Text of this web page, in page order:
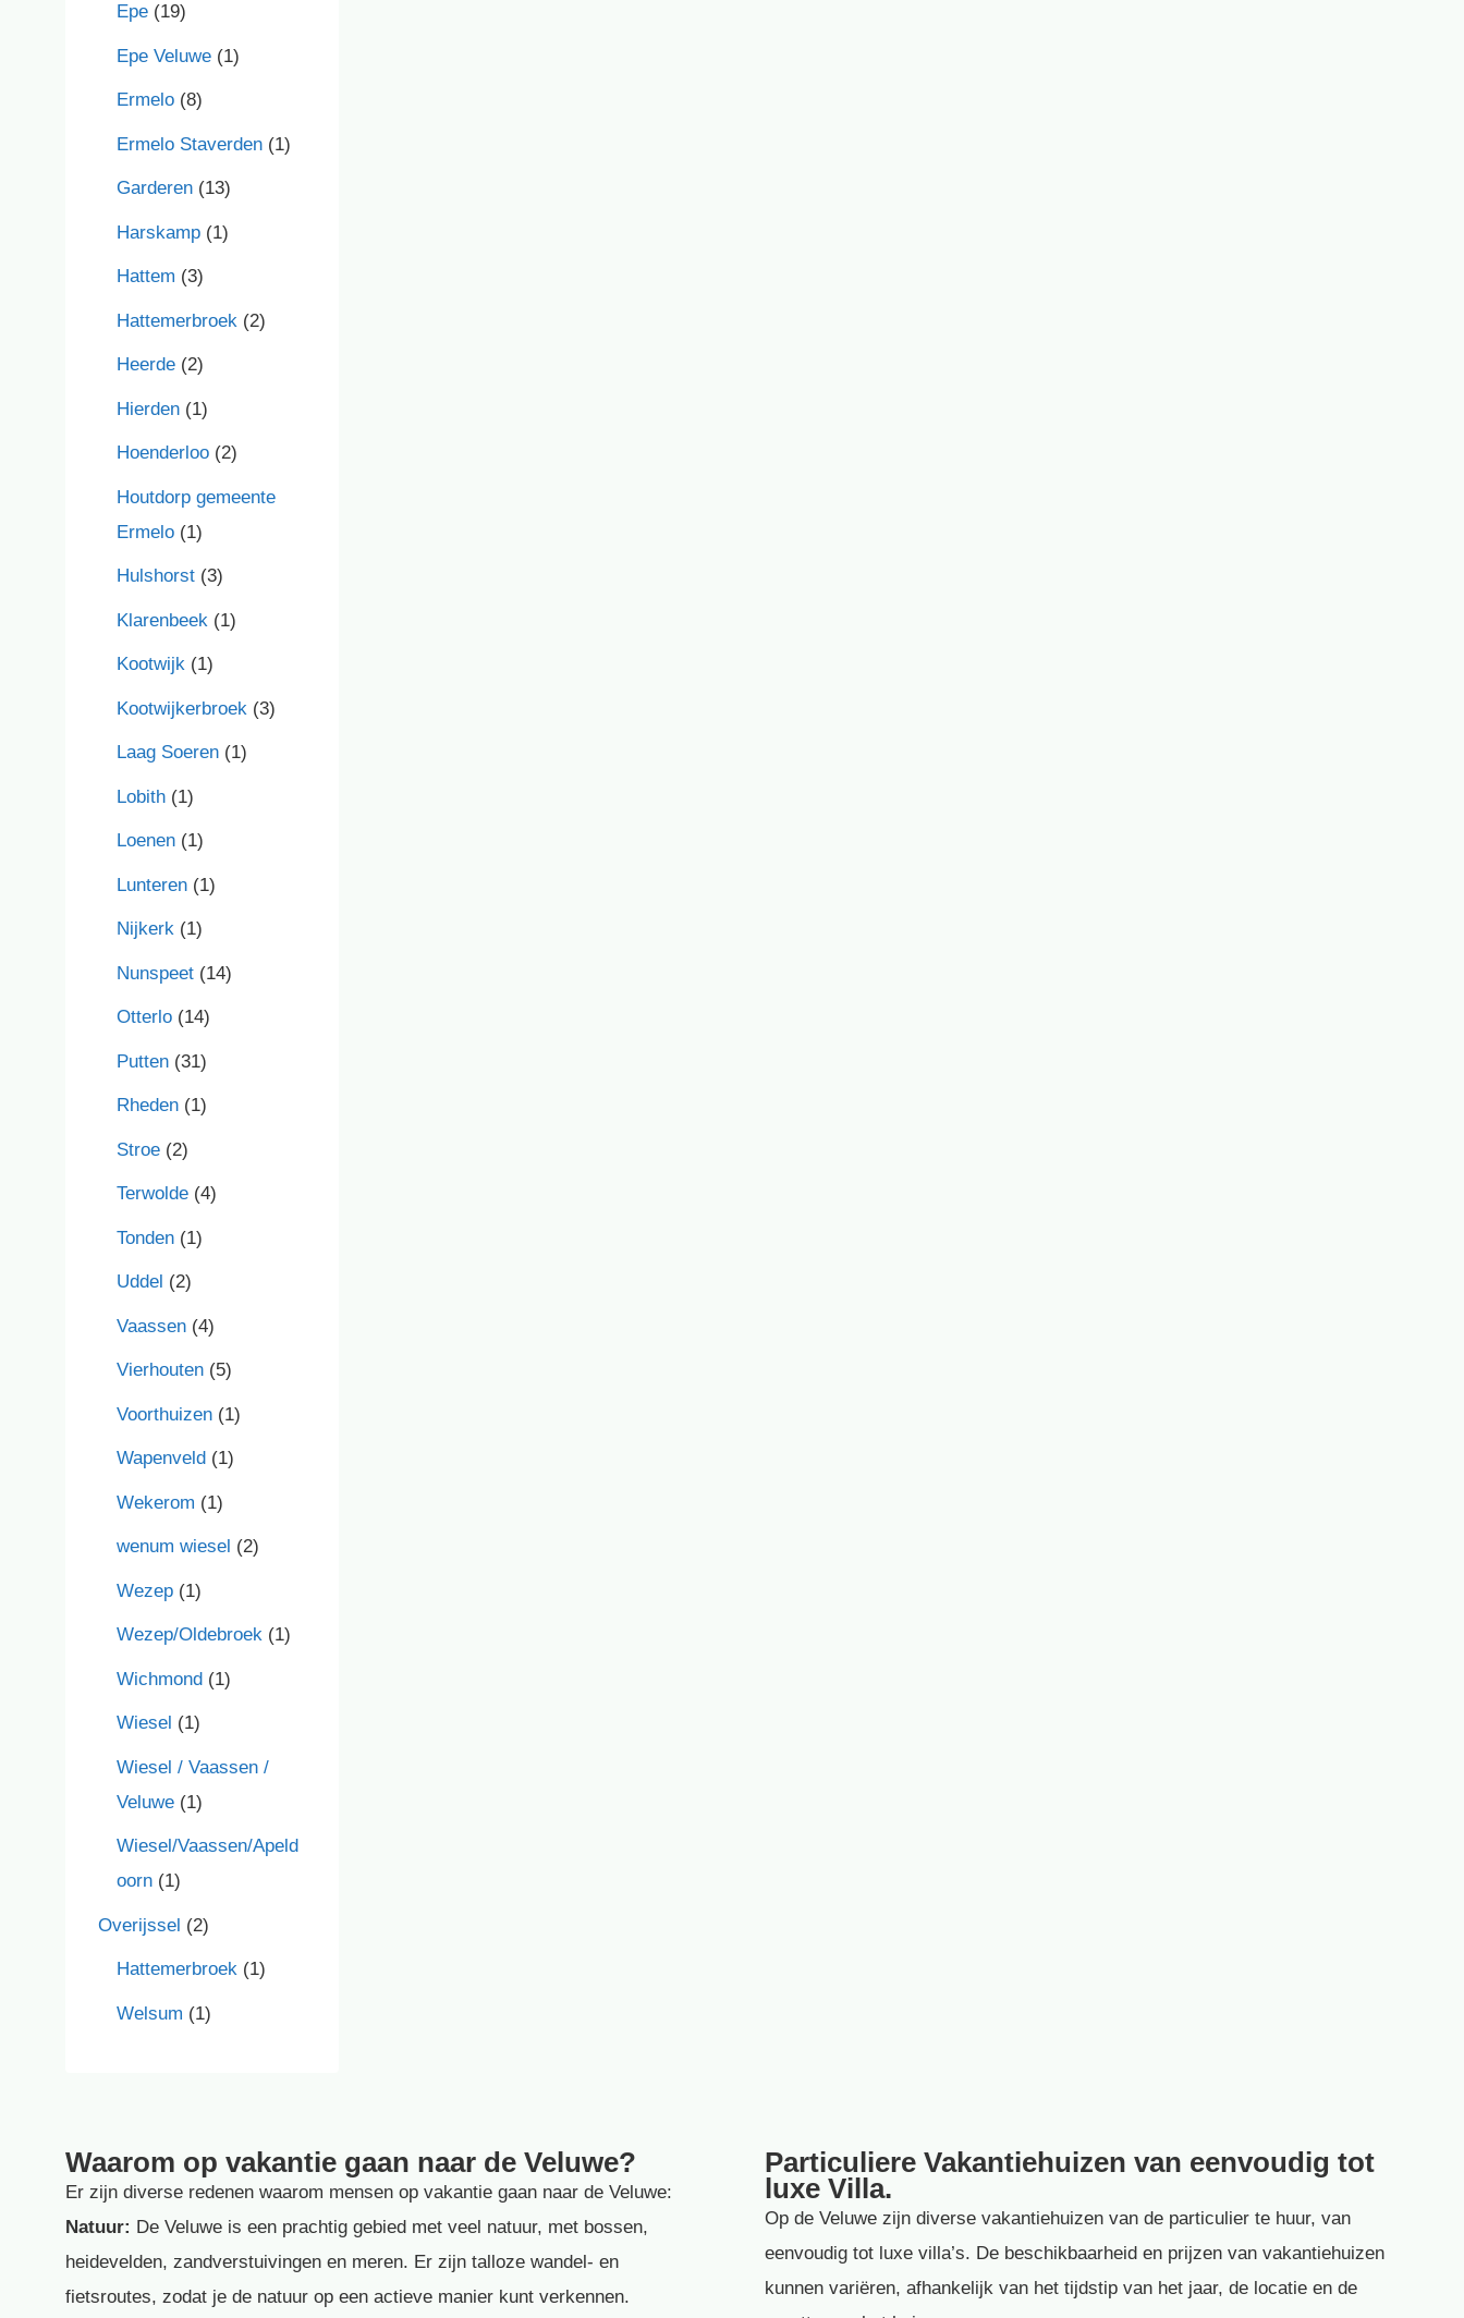
Epe (19)
Epe Veluwe (1)
Ermelo (8)
Ermelo Staverden (1)
Garderen (13)
Harskamp (1)
Hattem (3)
Hattemerbroek (2)
Heerde (2)
Hierden (1)
Hoenderloo (2)
Houtdorp gemeente
Ermelo (1)
Hulshorst (3)
Klarenbeek (1)
Kootwijk (1)
Kootwijkerbroek (3)
Laag Soeren (1)
Lobith (1)
Loenen (1)
Lunteren (1)
Nijkerk (1)
Nunspeet (14)
Otterlo (14)
Putten (31)
Rheden (1)
Stroe (2)
Terwolde (4)
Tonden (1)
Uddel (2)
Vaassen (4)
Vierhouten (5)
Voorthuizen (1)
Wapenveld (1)
Wekerom (1)
wenum wiesel (2)
Wezep (1)
Wezep/Oldebroek (1)
Wichmond (1)
Wiesel (1)
Wiesel / Vaassen /
Veluwe (1)
Wiesel/Vaassen/Apeld
oorn (1)
Overijssel (2)
Hattemerbroek (1)
Welsum (1)
Waarom op vakantie gaan naar de Veluwe?
Er zijn diverse redenen waarom mensen op vakantie gaan naar de Veluwe:
Natuur: De Veluwe is een prachtig gebied met veel natuur, met bossen,
heidevelden, zandverstuivingen en meren. Er zijn talloze wandel- en
fietsroutes, zodat je de natuur op een actieve manier kunt verkennen.
Particuliere Vakantiehuizen van eenvoudig tot
luxe Villa.
Op de Veluwe zijn diverse vakantiehuizen van de particulier te huur, van
eenvoudig tot luxe villa’s. De beschikbaarheid en prijzen van vakantiehuizen
kunnen variëren, afhankelijk van het tijdstip van het jaar, de locatie en de